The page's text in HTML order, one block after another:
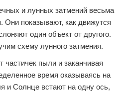
и лунных затмений весьма
Они показывают, как движутся
один объект от другого.
схему лунного затмения.
частичек пыли и заканчивая
время оказываясь на
и Солнце встают на одну ось,